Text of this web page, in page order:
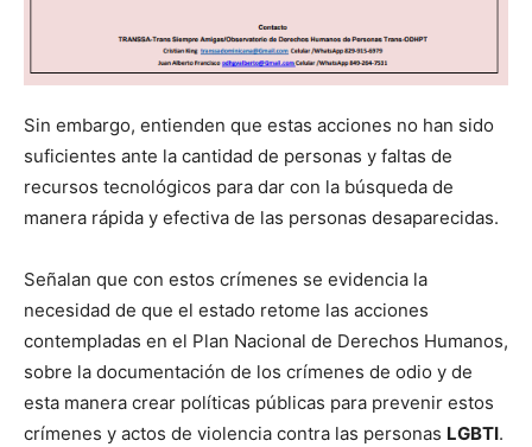
Sin embargo, entienden que estas acciones no han sido
suficientes ante la cantidad de personas y faltas de
recursos tecnológicos para dar con la búsqueda de
manera rápida y efectiva de las personas desaparecidas.
Señalan que con estos crímenes se evidencia la
necesidad de que el estado retome las acciones
contempladas en el Plan Nacional de Derechos Humanos,
sobre la documentación de los crímenes de odio y de
esta manera crear políticas públicas para prevenir estos
crímenes y actos de violencia contra las personas LGBTI.